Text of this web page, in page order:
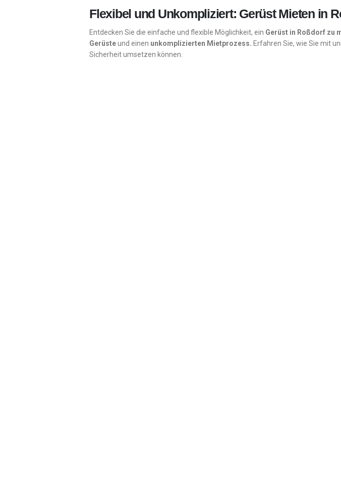
Flexibel und Unkompliziert: Gerüst Mieten in
Entdecken Sie die einfache und flexible Möglichkeit, ein Gerüst in Roßdorf zu
Gerüsteund einen unkomplizierten Mietprozess. Erfahren Sie, wie Sie mit
Sicherheit umsetzen können.